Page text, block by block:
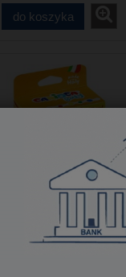
do koszyka